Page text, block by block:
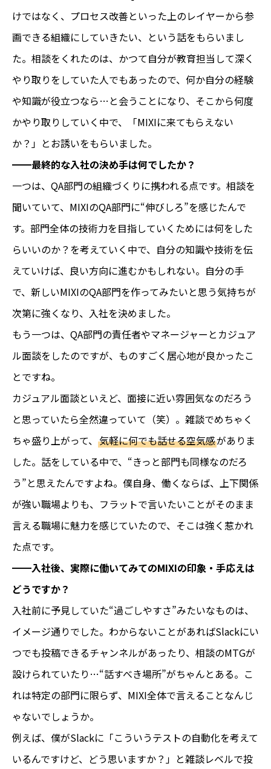
けではなく、プロセス改善といった上のレイヤーから参
画できる組織にしていきたい、という話をもらいまし
た。相談をくれたのは、かつて自分が教育担当して深く
やり取りをしていた人でもあったので、何か自分の経験
や知識が役立つなら…と会うことになり、そこから何度
かやり取りしていく中で、「MIXIに来てもらえない
か？」とお誘いをもらいました。
━━最終的な入社の決め手は何でしたか？
一つは、QA部門の組織づくりに携われる点です。相談を
聞いていて、MIXIのQA部門に“伸びしろ”を感じたんで
す。部門全体の技術力を目指していくためには何をした
らいいのか？を考えていく中で、自分の知識や技術を伝
えていけば、良い方向に進むかもしれない。自分の手
で、新しいMIXIのQA部門を作ってみたいと思う気持ちが
次第に強くなり、入社を決めました。
もう一つは、QA部門の責任者やマネージャーとカジュア
ル面談をしたのですが、ものすごく居心地が良かったこ
とですね。
カジュアル面談といえど、面接に近い雰囲気なのだろう
と思っていたら全然違っていて（笑）。雑談でめちゃく
ちゃ盛り上がって、 気軽に何でも話せる空気感がありま
した。話をしている中で、“きっと部門も同様なのだろ
う”と思えたんですよね。僕自身、働くならば、上下関係
が強い職場よりも、フラットで言いたいことがそのまま
言える職場に魅力を感じていたので、そこは強く惹かれ
た点です。
━━入社後、実際に働いてみてのMIXIの印象・手応えは
どうですか？
入社前に予見していた“過ごしやすさ”みたいなものは、
イメージ通りでした。わからないことがあればSlackにい
つでも投稿できるチャンネルがあったり、相談のMTGが
設けられていたり…“話すべき場所”がちゃんとある。こ
れは特定の部門に限らず、MIXI全体で言えることなんじ
ゃないでしょうか。
例えば、僕がSlackに「こういうテストの自動化を考えて
いるんですけど、どう思いますか？」と雑談レベルで投